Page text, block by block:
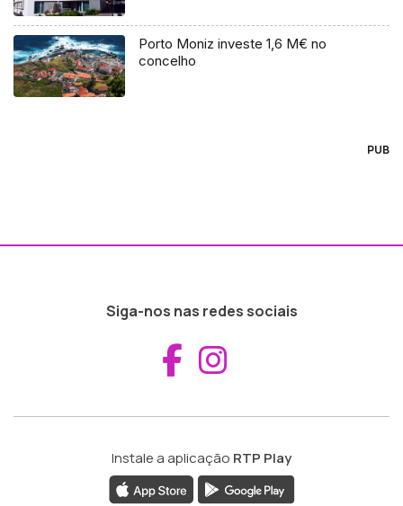
Porto Moniz investe 1,6 M€ no
concelho
PUB
Siga-nos nas redes sociais
Aceder ao
Instale a aplicação RTP Play